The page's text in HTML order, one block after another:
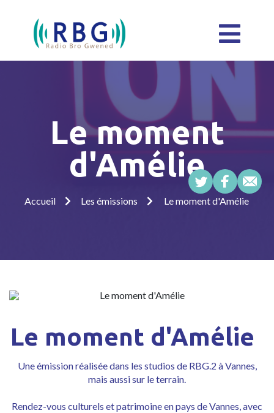
Le moment
d'Amélie
Accueil Les émissions Le moment d'Amélie
Le moment d'Amélie
Une émission réalisée dans les studios de RBG.2 à Vannes,
mais aussi sur le terrain.
Rendez-vous culturels et patrimoine en pays de Vannes, avec